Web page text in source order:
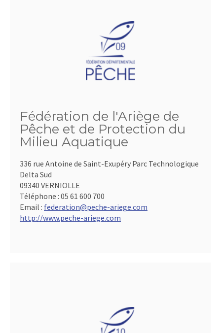
Fédération de l'Ariège de
Pêche et de Protection du
Milieu Aquatique
336 rue Antoine de Saint-Exupéry Parc Technologique
Delta Sud
09340 VERNIOLLE
Téléphone : 05 61 600 700
Email : federation@peche-ariege.com
http://www.peche-ariege.com